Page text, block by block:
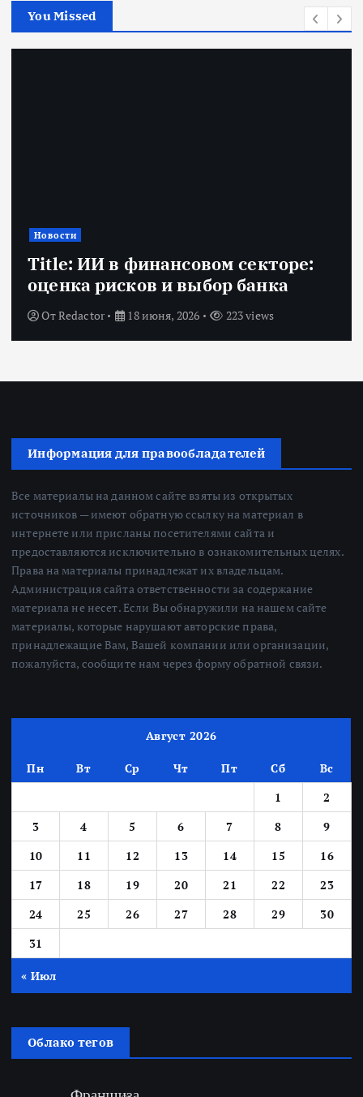
You Missed
Новости
Title: ИИ в финансовом секторе:
оценка рисков и выбор банка
ОтRedactor 18 июня, 2026 223 views
Информация для правообладателей
Все материалы на данном сайте взяты из открытых
источников — имеют обратную ссылку на материал в
интернете или присланы посетителями сайта и
предоставляются исключительно в ознакомительных целях.
Права на материалы принадлежат их владельцам.
Администрация сайта ответственности за содержание
материала не несет. Если Вы обнаружили на нашем сайте
материалы, которые нарушают авторские права,
принадлежащие Вам, Вашей компании или организации,
пожалуйста, сообщите нам через форму обратной связи.
Август 2026
Пн Вт Ср Чт Пт Сб
Вс
1
2
3
4 5 6 7 8
9
10
11 12 13 14 15
16
17
18 19 20 21 22
23
24
25 26 27 28 29
30
31
« Июл
Облако тегов